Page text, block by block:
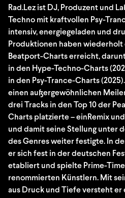
Rad.Lez ist DJ, Produzent und
Techno mit kraftvollen Psy-
intensiv, energiegeladen und
Produktionen haben wiederholt
Beatport-Charts erreicht,
in den Hype-Techno-Charts
in den Psy-Trance-Charts
einen außergewöhnlichen
drei Tracks in den Top 10 der
Charts platzierte – einRemix
und damit seine Stellung unter
des Genres weiter festigte. In
er sich fest in der deutschen
etabliert und spielte Prime-
renommierten Künstlern. Mit
aus Druck und Tiefe versteht er